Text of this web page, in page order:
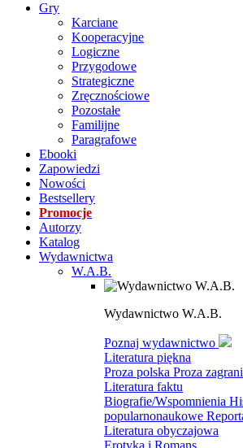
Gry
Karciane
Kooperacyjne
Logiczne
Przygodowe
Strategiczne
Zręcznościowe
Pozostałe
Familijne
Paragrafowe
Ebooki
Zapowiedzi
Nowości
Bestsellery
Promocje
Autorzy
Katalog
Wydawnictwa
W.A.B.
Wydawnictwo W.A.B.
Poznaj wydawnictwo
Literatura piękna
Proza polska Proza
Literatura faktu
Biografie/Wspomnienia
popularnonaukowe
Literatura obyczajowa
Erotyka i Romans